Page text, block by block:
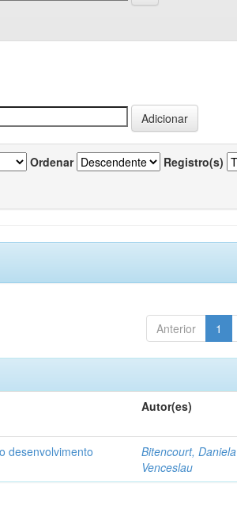
Ordenar Registro(s)
Anterior 1
Autor(es)
desenvolvimento
Bitencourt, Daniela
Venceslau